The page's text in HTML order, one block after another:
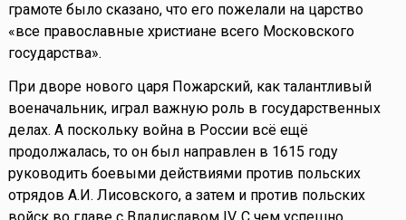
грамоте было сказано, что его пожелали на царство
«все православные христиане всего Московского
государства».
При дворе нового царя Пожарский, как талантливый
военачальник, играл важную роль в государственных
делах. А поскольку война в России всё ещё
продолжалась, то он был направлен в 1615 году
руководить боевыми действиями против польских
отрядов А.И. Лисовского, а затем и против польских